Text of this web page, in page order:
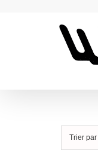
Trier par